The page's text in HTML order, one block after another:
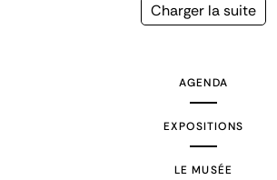
Page
Charger la suite
AGENDA
EXPOSITIONS
LE MUSÉE